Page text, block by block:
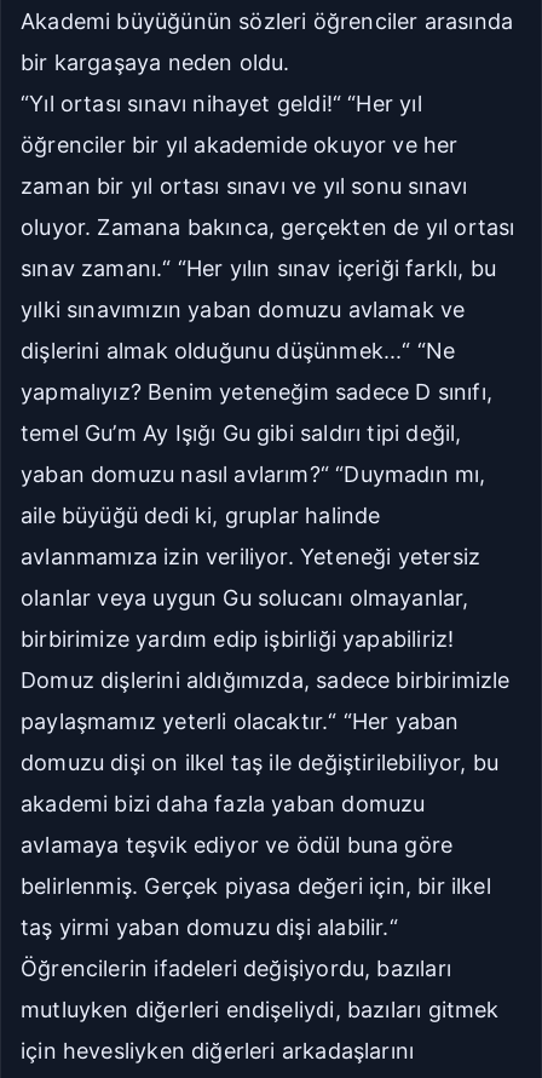
Akademi büyüğünün sözleri öğrenciler arasında
bir kargaşaya neden oldu.
“Yıl ortası sınavı nihayet geldi!“ “Her yıl
öğrenciler bir yıl akademide okuyor ve her
zaman bir yıl ortası sınavı ve yıl sonu sınavı
oluyor. Zamana bakınca, gerçekten de yıl ortası
sınav zamanı.“ “Her yılın sınav içeriği farklı, bu
yılki sınavımızın yaban domuzu avlamak ve
dişlerini almak olduğunu düşünmek...“ “Ne
yapmalıyız? Benim yeteneğim sadece D sınıfı,
temel Gu’m Ay Işığı Gu gibi saldırı tipi değil,
yaban domuzu nasıl avlarım?“ “Duymadın mı,
aile büyüğü dedi ki, gruplar halinde
avlanmamıza izin veriliyor. Yeteneği yetersiz
olanlar veya uygun Gu solucanı olmayanlar,
birbirimize yardım edip işbirliği yapabiliriz!
Domuz dişlerini aldığımızda, sadece birbirimizle
paylaşmamız yeterli olacaktır.“ “Her yaban
domuzu dişi on ilkel taş ile değiştirilebiliyor, bu
akademi bizi daha fazla yaban domuzu
avlamaya teşvik ediyor ve ödül buna göre
belirlenmiş. Gerçek piyasa değeri için, bir ilkel
taş yirmi yaban domuzu dişi alabilir.“
Öğrencilerin ifadeleri değişiyordu, bazıları
mutluyken diğerleri endişeliydi, bazıları gitmek
için hevesliyken diğerleri arkadaşlarını